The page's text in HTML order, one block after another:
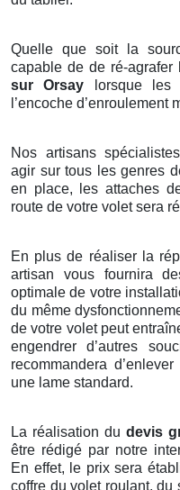
Quelle que soit la
capable de de ré-
sur Orsay lorsque les
l’encoche d’enroulement
Nos artisans
agir sur tous les genres
en place, les attaches
route de votre volet sera
En plus de réaliser la
artisan vous fournira
optimale de votre
du même
de votre volet peut
engendrer d’autres
recommandera
une lame standard.
La réalisation du devis
être rédigé par notre
En effet, le prix sera
coffre du volet roulant, du